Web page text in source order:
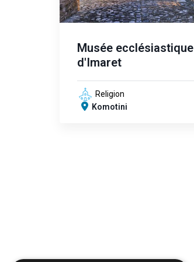
Musée ecclésiastique
d'Imaret
Religion
Komotini